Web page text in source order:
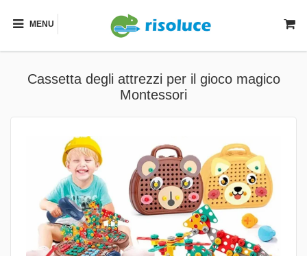
MENU
Cassetta degli attrezzi per il gioco magico
Montessori